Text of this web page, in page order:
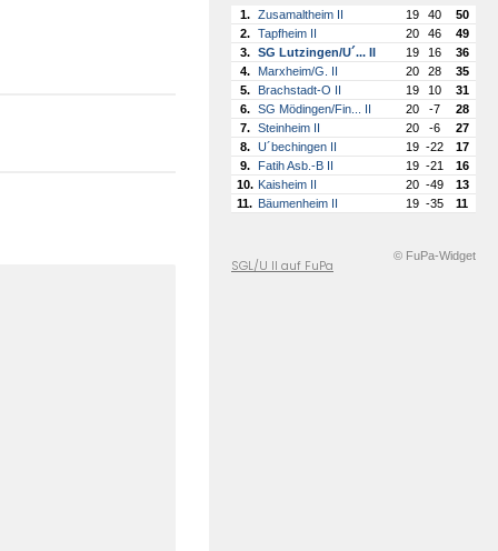
1. Zusamaltheim II 19 40
50
2.
Tapfheim II 20 46
49
3.
SG Lutzingen/U´... II 19 16
36
4.
Marxheim/G. II 20 28
35
5.
Brachstadt-O II 19 10
31
6.
SG Mödingen/Fin... II 20 -7
28
7.
Steinheim II 20 -6
27
8.
U´bechingen II 19 -22
17
9.
Fatih Asb.-B II 19 -21
16
10. Kaisheim II 20 -49
13
11. Bäumenheim II 19 -35 11
© FuPa-Widget
SGL/U II auf FuPa